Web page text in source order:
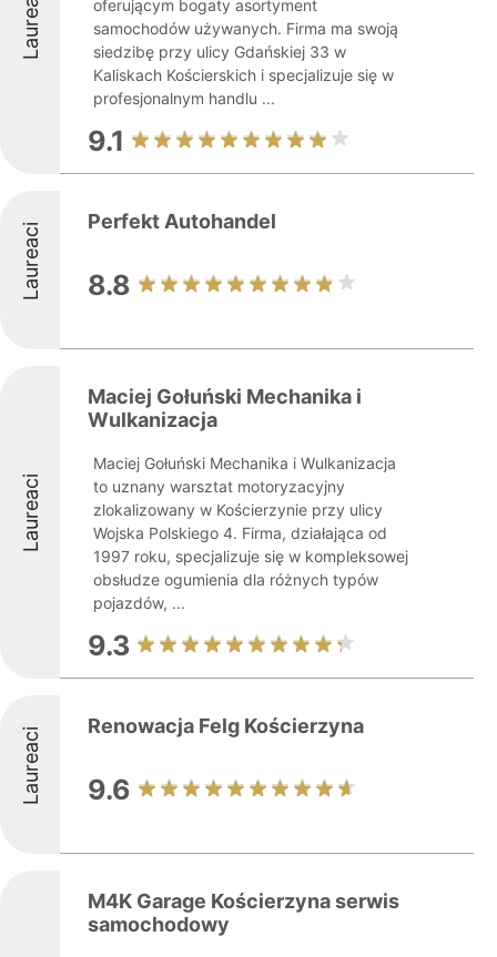
Laureaci
oferującym bogaty asortyment
samochodów używanych. Firma ma swoją
siedzibę przy ulicy Gdańskiej 33 w
Kaliskach Kościerskich i specjalizuje się w
profesjonalnym handlu ...
9.1
Laureaci Perfekt Autohandel
8.8
Laureaci
Maciej Gołuński Mechanika i
Wulkanizacja
Maciej Gołuński Mechanika i Wulkanizacja
to uznany warsztat motoryzacyjny
zlokalizowany w Kościerzynie przy ulicy
Wojska Polskiego 4. Firma, działająca od
1997 roku, specjalizuje się w kompleksowej
obsłudze ogumienia dla różnych typów
pojazdów, ...
9.3
Laureaci Renowacja Felg Kościerzyna
9.6
M4K Garage Kościerzyna serwis
samochodowy